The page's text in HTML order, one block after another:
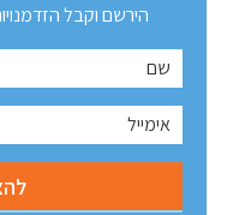
הירשם וקבל